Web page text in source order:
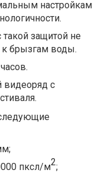
настройкам
защитой не
к брызгам воды.
видеоряд с
пксл/м2;